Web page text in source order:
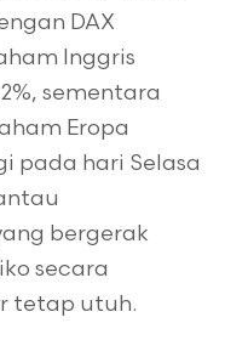
DAX
Inggris
sementara
Eropa
pada hari Selasa
bergerak
secara
tetap utuh.